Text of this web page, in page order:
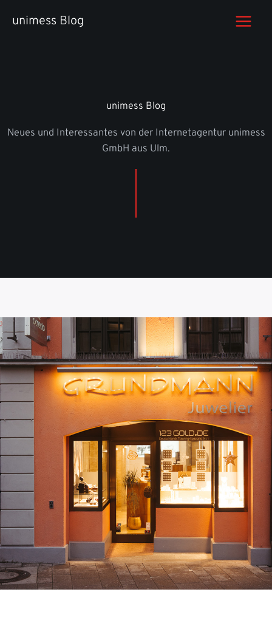
Inhaltunimess Blog
unimess Blog
Neues und Interessantes von der Internetagentur unimess
GmbH aus Ulm.
SEITE
SEITESEITESEITE